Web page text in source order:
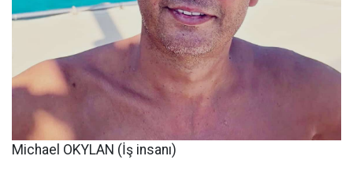
Michael OKYLAN (İş insanı)